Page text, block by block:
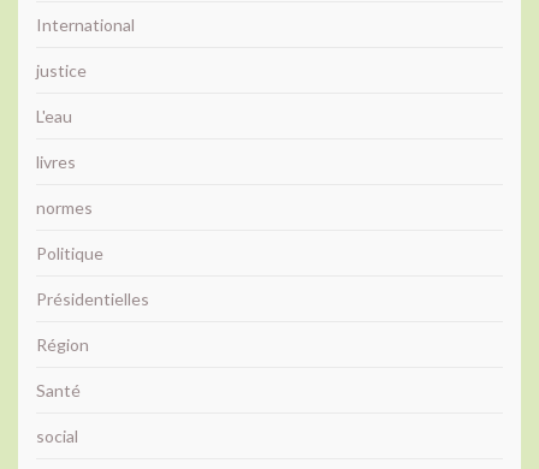
International
justice
L'eau
livres
normes
Politique
Présidentielles
Région
Santé
social